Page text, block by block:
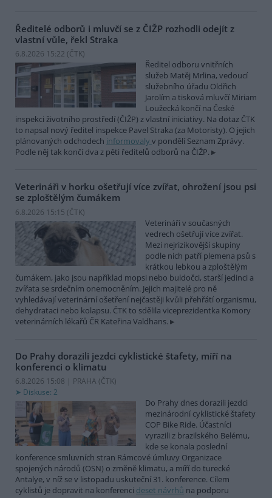
Ředitelé odborů i mluvčí se z ČIŽP rozhodli odejít z
vlastní vůle, řekl Straka
6.8.2026 15:22 (ČTK)
Ředitel odboru vnitřních
služeb Matěj Mrlina, vedoucí
služebního úřadu Oldřich
Jarolím a tisková mluvčí Miriam
Loužecká končí na České
inspekci životního prostředí (ČIŽP) z vlastní iniciativy. Na dotaz ČTK
to napsal nový ředitel inspekce Pavel Straka (za Motoristy). O jejich
plánovaných odchodech informovaly v pondělí Seznam Zprávy.
Podle něj tak končí dva z pěti ředitelů odborů na ČIŽP.
Veterináři v horku ošetřují více zvířat, ohrožení jsou psi
se zploštělým čumákem
6.8.2026 15:15 (ČTK)
Veterináři v současných
vedrech ošetřují více zvířat.
Mezi nejrizikovější skupiny
podle nich patří plemena psů s
krátkou lebkou a zploštělým
čumákem, jako jsou například mopsi nebo buldočci, starší jedinci a
zvířata se srdečním onemocněním. Jejich majitelé pro ně
vyhledávají veterinární ošetření nejčastěji kvůli přehřátí organismu,
dehydrataci nebo kolapsu. ČTK to sdělila viceprezidentka Komory
veterinárních lékařů ČR Kateřina Valdhans.
Do Prahy dorazili jezdci cyklistické štafety, míří na
konferenci o klimatu
6.8.2026 15:08 | PRAHA (ČTK)
Diskuse: 2
Do Prahy dnes dorazili jezdci
mezinárodní cyklistické štafety
COP Bike Ride. Účastníci
vyrazili z brazilského Belému,
kde se konala poslední
konference smluvních stran Rámcové úmluvy Organizace
spojených národů (OSN) o změně klimatu, a míří do turecké
Antalye, v níž se v listopadu uskuteční 31. konference. Cílem
cyklistů je dopravit na konferenci deset návrhů na podporu